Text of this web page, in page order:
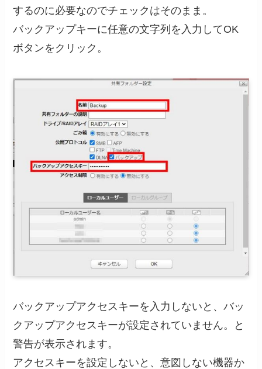
するのに必要なのでチェックはそのまま。
バックアップキーに任意の文字列を入力してOK
ボタンをクリック。
バックアップアクセスキーを入力しないと、バッ
クアップアクセスキーが設定されていません。と
警告が表示されます。
アクセスキーを設定しないと、意図しない機器か